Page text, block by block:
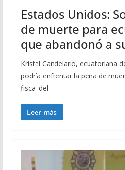
Estados Unidos:
de muerte para
que abandonó a
Kristel Candelario, ecuatoriana
podría enfrentar la pena de
fiscal del
Leer más